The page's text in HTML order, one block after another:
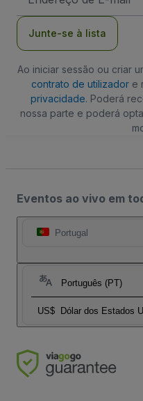
Junte-se à lista
Ao iniciar sessão ou criar
contrato de utilizadore
privacidade. Poderá
nossa parte e poderá
Eventos ao vivo em
Portugal
Português (PT)
US$ Dólar dos Estados